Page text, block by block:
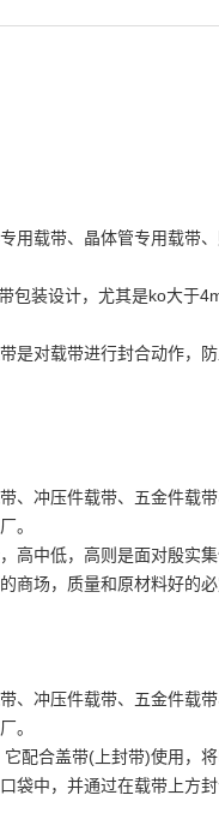
载带、晶体管专用载带、
包装设计，尤其是ko大于
是对载带进行封合动作，
、冲压件载带、五金件载
。
高中低，高则是面对殷实
商场，质量和原材料好的
、冲压件载带、五金件载
。
配合盖带(上封带)使用，
袋中，并通过在载带上方